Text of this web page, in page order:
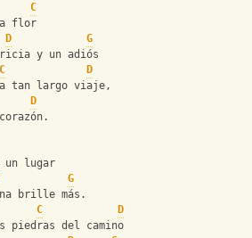
C
flor
D
G
y un adiós
C
D
tan largo viaje,
D
un lugar
G
brille más.
C
D
piedras del camino